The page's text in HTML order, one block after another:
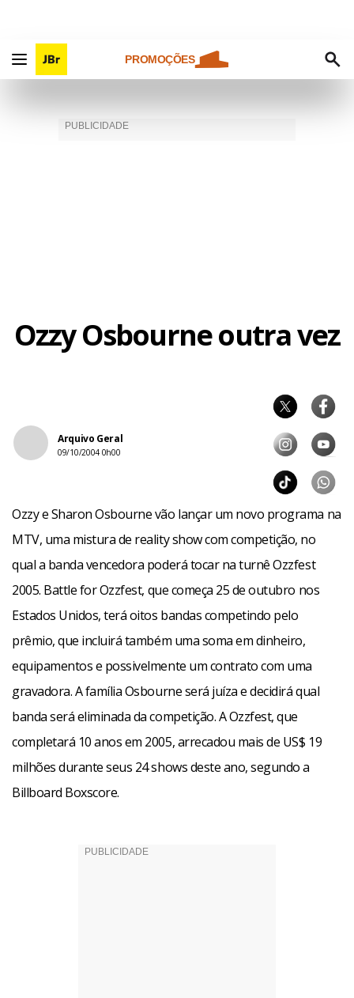
PROMOÇÕES
Ozzy Osbourne outra vez
Arquivo Geral
09/10/2004 0h00
Ozzy e Sharon Osbourne vão lançar um novo programa na
MTV, uma mistura de reality show com competição, no
qual a banda vencedora poderá tocar na turnê Ozzfest
2005. Battle for Ozzfest, que começa 25 de outubro nos
Estados Unidos, terá oitos bandas competindo pelo
prêmio, que incluirá também uma soma em dinheiro,
equipamentos e possivelmente um contrato com uma
gravadora. A família Osbourne será juíza e decidirá qual
banda será eliminada da competição. A Ozzfest, que
completará 10 anos em 2005, arrecadou mais de US$ 19
milhões durante seus 24 shows deste ano, segundo a
Billboard Boxscore.